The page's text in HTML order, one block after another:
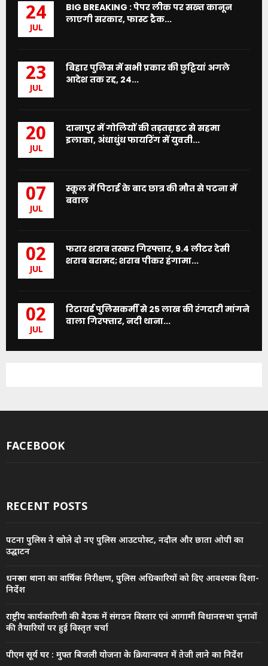
24
JUL
BIG BREAKING : पेपर लीक पर सख्त कानून
लाएगी सरकार, फास्ट ट्रैक...
23
JUL
बिहार पुलिस में सभी प्रकार की छुट्टियां अगले
आदेश तक रद्द, 24...
20
JUL
दानापुर में गोलियों की तड़तड़ाहट से सहमा
इलाका, अंधाधुंध फायरिंग में युवती...
07
JUL
स्कूल में पिटाई के बाद छात्र की मौत से पटना में
बवाल
02
JUL
फरार शराब तस्कर गिरफ्तार, 9.4 लीटर देसी
शराब बरामद; शराब पीकर हंगामा...
02
JUL
रिटायर्ड पुलिसकर्मी से 25 लाख की रंगदारी मांगने
वाला गिरफ्तार, नदी थाना...
FACEBOOK
RECENT POSTS
पटना पुलिस ने खोले दो नए पुलिस आउटपोस्ट, नदौल और छाता ओपी का
उद्घाटन
धनरुआ थाना का वार्षिक निरीक्षण, पुलिस अधिकारियों को दिए आवश्यक दिशा-
निर्देश
राष्ट्रीय कार्यकारिणी की बैठक में संगठन विस्तार एवं आगामी विधानसभा चुनावों
की तैयारियों पर हुई विस्तृत चर्चा
पीएम सूर्य घर : मुफ्त बिजली योजना के क्रियान्वयन में तेजी लाने का निर्देश